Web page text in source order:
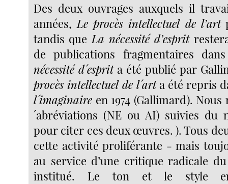
Des deux ouvrages auxquels il
années,Le procès intellectuel de l’art
tandis queLa nécessité d’esprit
de publications fragmentaires
nécessité d´esprita été publié par
procès intellectuel de l´arta été repris
l´imaginaire en 1974 (Gallimard).
´abréviations (NE ou AI) suivies du
pour citer ces deux œuvres. ). Tous
cette activité proliférante - mais
au service d’une critique radicale
institué. Le ton et le style